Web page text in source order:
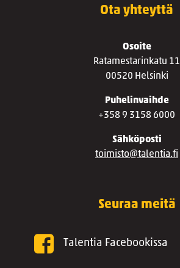
Ota yhteyttä
Osoite
Ratamestarinkatu 11
00520 Helsinki
Puhelinvaihde
+358 9 3158 6000
Sähköposti
toimisto@talentia.fi
Seuraa meitä
Talentia Facebookissa